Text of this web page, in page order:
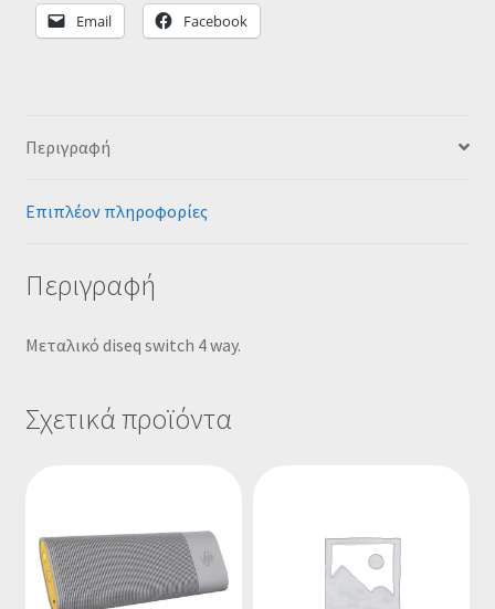
Email Facebook
Περιγραφή
Επιπλέον πληροφορίες
Περιγραφή
Μεταλικό diseq switch 4 way.
Σχετικά προϊόντα